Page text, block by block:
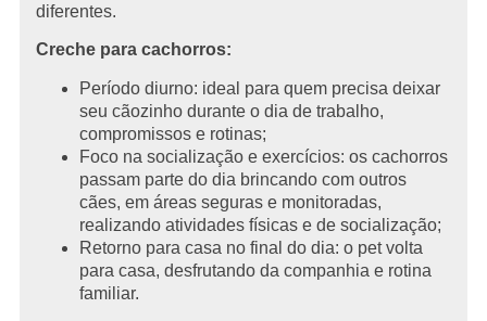
diferentes.
Creche para cachorros:
Período diurno: ideal para quem precisa deixar
seu cãozinho durante o dia de trabalho,
compromissos e rotinas;
Foco na socialização e exercícios: os cachorros
passam parte do dia brincando com outros
cães, em áreas seguras e monitoradas,
realizando atividades físicas e de socialização;
Retorno para casa no final do dia: o pet volta
para casa, desfrutando da companhia e rotina
familiar.